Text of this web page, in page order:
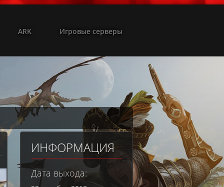
ARK Игровые серверы
ИНФОРМАЦИЯ
Дата выхода: